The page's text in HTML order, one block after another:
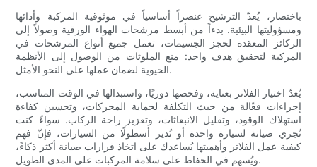
باختصار، يُعدّ الترشيح عنصراً أساسياً في موثوقية المركبة وأدائها
ومسؤوليتها البيئية. بدءاً من أبسط مرشحات الهواء الورقية وصولاً إلى
الركائز المعقدة لحجز الجسيمات، تعمل جميع أنواع المرشحات في
المركبة لتحقيق هدف واحد: منع الملوثات من الوصول إلى الأنظمة
الحيوية لضمان عملها على النحو الأمثل.
يُعدّ اختيار الفلاتر بعناية، وفحصها دوريًا، واستبدالها في الوقت المناسب،
إجراءات فعّالة من حيث التكلفة لحماية المحركات، وتحسين كفاءة
استهلاك الوقود، وتقليل الانبعاثات، وتعزيز راحة الركاب. سواءً كنت
تُجري صيانة لسيارة واحدة أو تُدير أسطولًا من السيارات، فإنّ فهم
كيفية عمل الفلاتر وأهميتها يُساعدك على اتخاذ قرارات صيانة أكثر ذكاءً،
ويُسهم في الحفاظ على سلامة المركبات على المدى الطويل.